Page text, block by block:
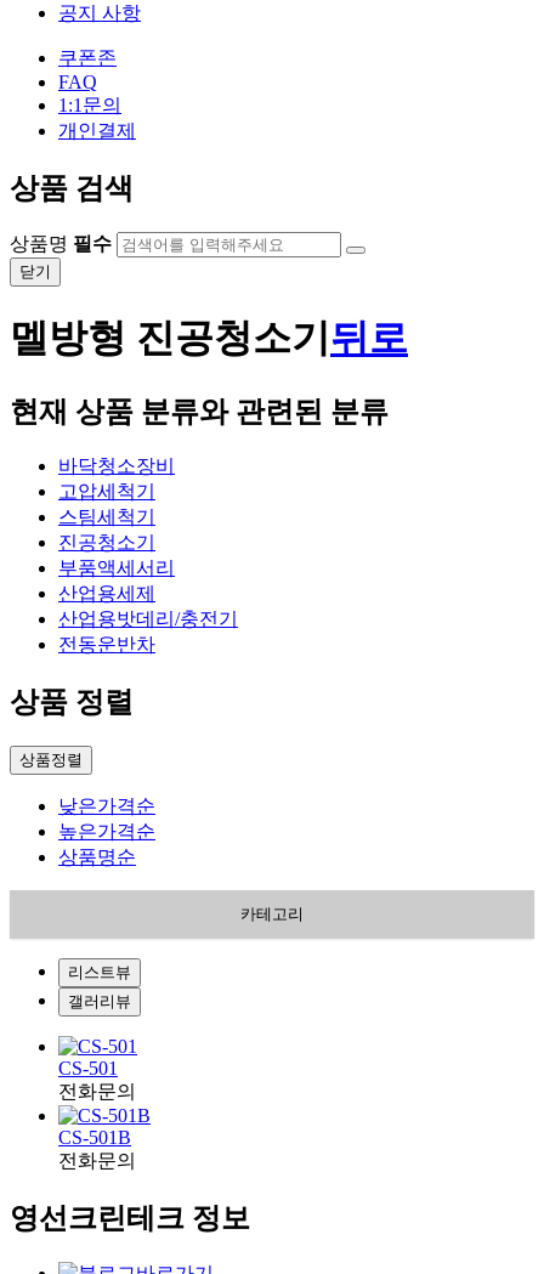
공지 사항
쿠폰존
FAQ
1:1문의
개인결제
상품 검색
상품명 필수
닫기
멜방형 진공청소기뒤로
현재 상품 분류와 관련된 분류
바닥청소장비
고압세척기
스팀세척기
진공청소기
부품액세서리
산업용세제
산업용밧데리/충전기
전동운반차
상품 정렬
상품정렬
낮은가격순
높은가격순
상품명순
카테고리
리스트뷰
갤러리뷰
CS-501
전화문의
CS-501B
전화문의
영선크린테크 정보